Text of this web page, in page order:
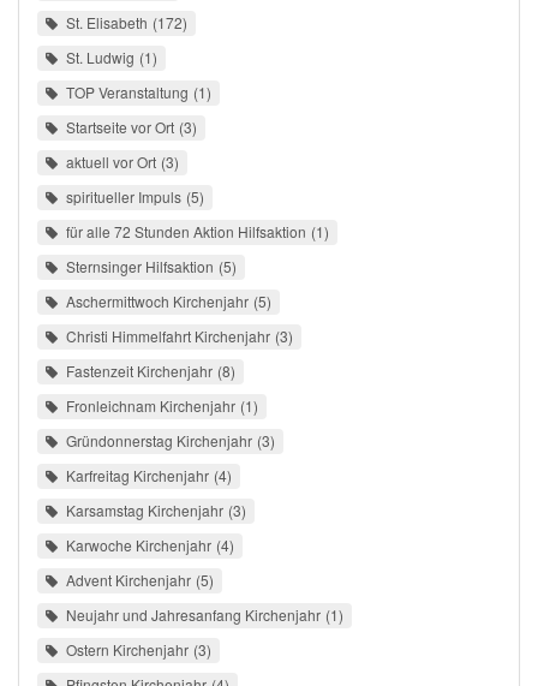
St. Elisabeth 172
St. Ludwig 1
TOP Veranstaltung 1
Startseite vor Ort 3
aktuell vor Ort 3
spiritueller Impuls 5
für alle 72 Stunden Aktion Hilfsaktion 1
Sternsinger Hilfsaktion 5
Aschermittwoch Kirchenjahr 5
Christi Himmelfahrt Kirchenjahr 3
Fastenzeit Kirchenjahr 8
Fronleichnam Kirchenjahr 1
Gründonnerstag Kirchenjahr 3
Karfreitag Kirchenjahr 4
Karsamstag Kirchenjahr 3
Karwoche Kirchenjahr 4
Advent Kirchenjahr 5
Neujahr und Jahresanfang Kirchenjahr 1
Ostern Kirchenjahr 3